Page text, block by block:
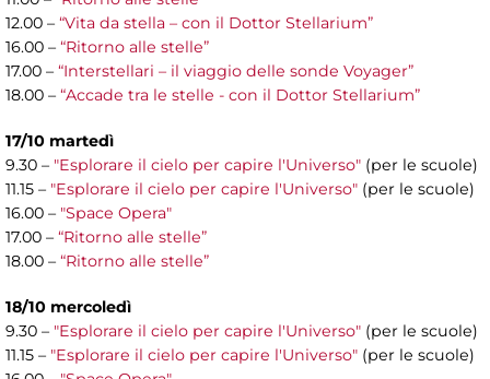
12.00 – “Vita da stella – con il Dottor Stellarium”
16.00 – “Ritorno alle stelle”
17.00 – “Interstellari – il viaggio delle sonde Voyager”
18.00 – “Accade tra le stelle - con il Dottor Stellarium”
17/10 martedì
9.30 – "Esplorare il cielo per capire l'Universo" (per le scuole)
11.15 – "Esplorare il cielo per capire l'Universo" (per le scuole)
16.00 – "Space Opera"
17.00 – “Ritorno alle stelle”
18.00 – “Ritorno alle stelle”
18/10 mercoledì
9.30 – "Esplorare il cielo per capire l'Universo" (per le scuole)
11.15 – "Esplorare il cielo per capire l'Universo" (per le scuole)